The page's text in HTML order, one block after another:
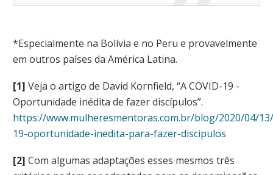
*Especialmente na Bolívia e no Peru e provavelmente
em outros países da América Latina.
[1] Veja o artigo de David Kornfield, “A COVID-19 -
Oportunidade inédita de fazer discípulos”.
https://www.mulheresmentoras.com.br/blog/2020/04/
19-oportunidade-inedita-para-fazer-discipulos
[2] Com algumas adaptações esses mesmos três